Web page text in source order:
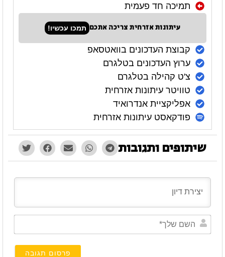
תמיכה חד פעמית
עיתונות אזרחית צריכה אתכם תמכו עכשיו!
קבוצת העדכונים בוואטסאפ
ערוץ העדכונים בטלגרם
צ'ט קהילה בטלגרם
טוויטר עיתונות אזרחית
אפליקציית אנדרואיד
פודקאסט עיתונות אזרחית
שיתופים ותגובות